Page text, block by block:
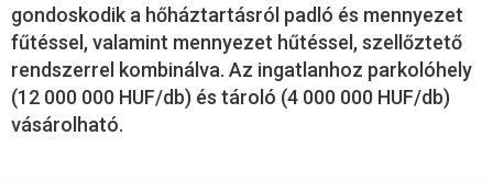
gondoskodik a hőháztartásról padló és mennyezet
fűtéssel, valamint mennyezet hűtéssel, szellőztető
rendszerrel kombinálva. Az ingatlanhoz parkolóhely
(12 000 000 HUF/db) és tároló (4 000 000 HUF/db)
vásárolható.